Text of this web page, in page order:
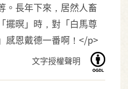
。長年下來，居然人畜
擺暝」時，對「白馬尊
感恩戴德一番啊！</p>
文字授權聲明